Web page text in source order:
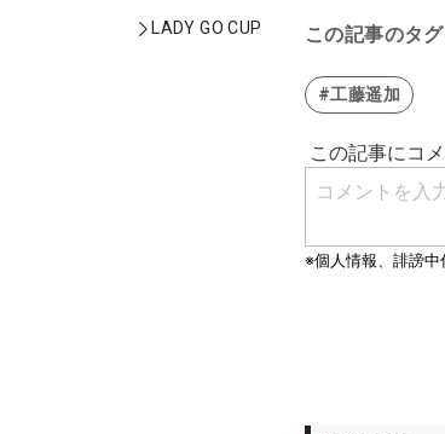
LADY GO CUP この記事のタグ
#工藤遥加